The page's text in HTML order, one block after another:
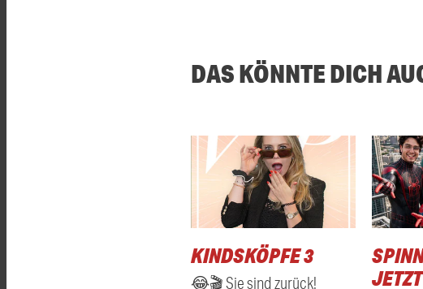
DAS KÖNNTE DICH
KINDSKÖPFE 3
😂🎬 Sie sind zurück!